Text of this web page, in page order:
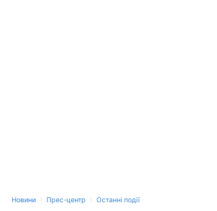
Новини › Прес-центр › Останні події